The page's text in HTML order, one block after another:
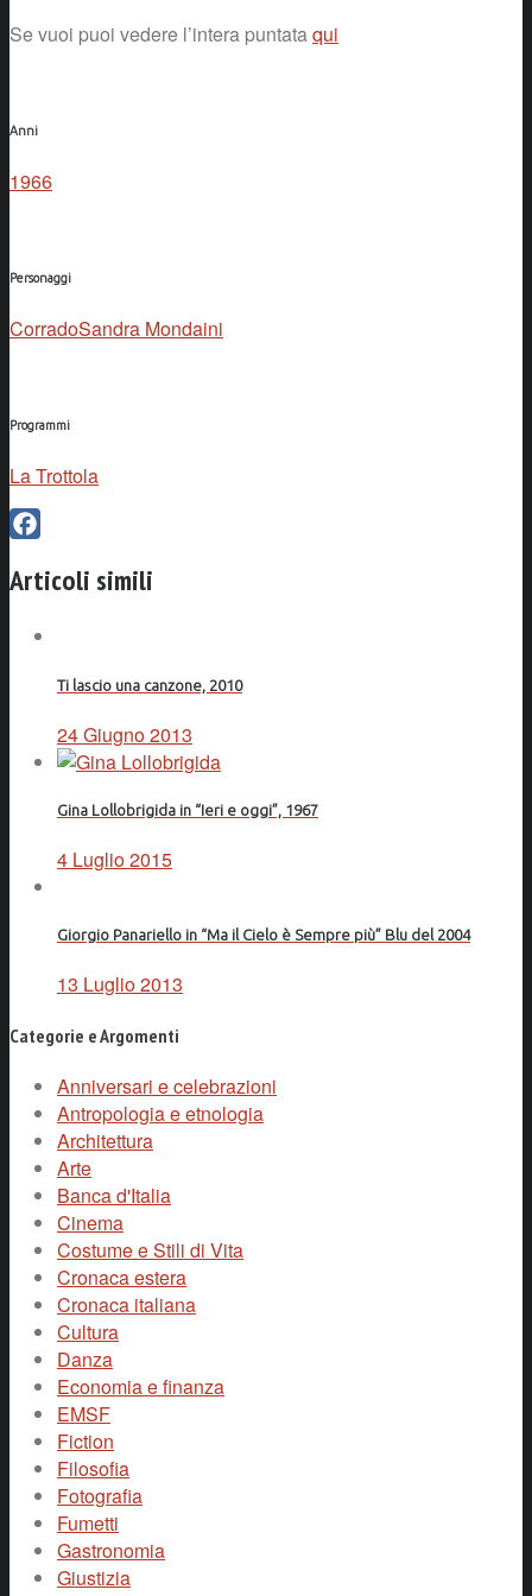
Se vuoi puoi vedere l’intera puntataqui
Anni
1966
Personaggi
CorradoSandra Mondaini
Programmi
La Trottola
Articoli simili
Ti lascio una canzone, 2010
24 Giugno 2013
Gina Lollobrigida in “Ieri e oggi”, 1967
4 Luglio 2015
Giorgio Panariello in “Ma il Cielo è Sempre più” Blu del 2004
13 Luglio 2013
Categorie e Argomenti
Anniversari e celebrazioni
Antropologia e etnologia
Architettura
Arte
Banca d'Italia
Cinema
Costume e Stili di Vita
Cronaca estera
Cronaca italiana
Cultura
Danza
Economia e finanza
EMSF
Fiction
Filosofia
Fotografia
Fumetti
Gastronomia
Giustizia